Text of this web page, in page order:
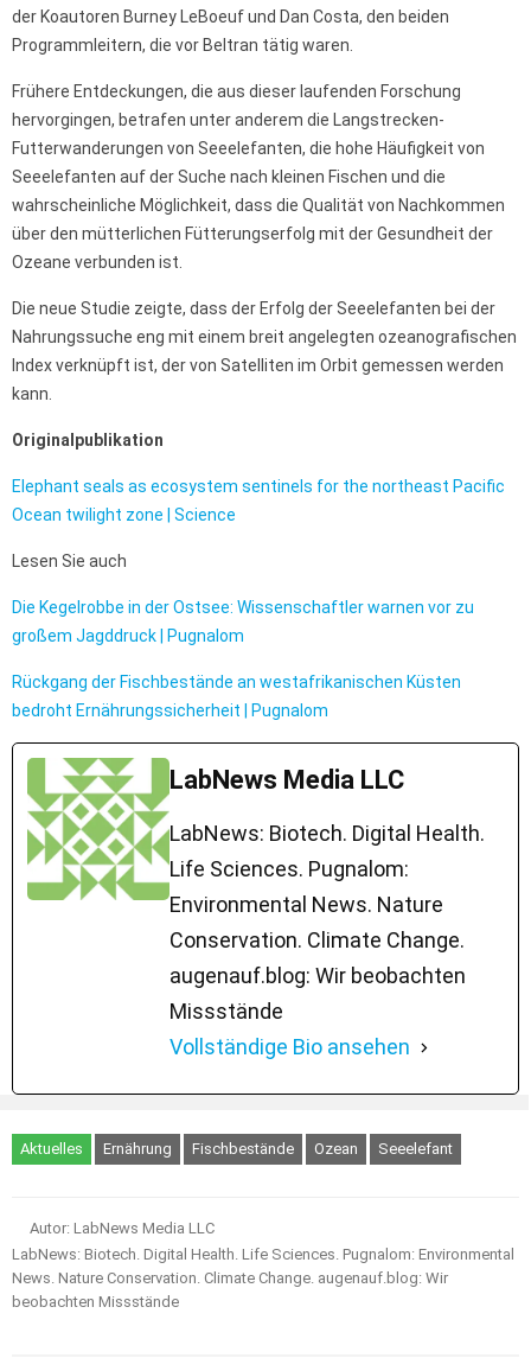
der Koautoren Burney LeBoeuf und Dan Costa, den beiden
Programmleitern, die vor Beltran tätig waren.
Frühere Entdeckungen, die aus dieser laufenden Forschung
hervorgingen, betrafen unter anderem die Langstrecken-
Futterwanderungen von Seeelefanten, die hohe Häufigkeit von
Seeelefanten auf der Suche nach kleinen Fischen und die
wahrscheinliche Möglichkeit, dass die Qualität von Nachkommen
über den mütterlichen Fütterungserfolg mit der Gesundheit der
Ozeane verbunden ist.
Die neue Studie zeigte, dass der Erfolg der Seeelefanten bei der
Nahrungssuche eng mit einem breit angelegten ozeanografischen
Index verknüpft ist, der von Satelliten im Orbit gemessen werden
kann.
Originalpublikation
Elephant seals as ecosystem sentinels for the northeast Pacific
Ocean twilight zone | Science
Lesen Sie auch
Die Kegelrobbe in der Ostsee: Wissenschaftler warnen vor zu
großem Jagddruck | Pugnalom
Rückgang der Fischbestände an westafrikanischen Küsten
bedroht Ernährungssicherheit | Pugnalom
LabNews Media LLC
LabNews: Biotech. Digital Health.
Life Sciences. Pugnalom:
Environmental News. Nature
Conservation. Climate Change.
augenauf.blog: Wir beobachten
Missstände
Vollständige Bio ansehen
Aktuelles Ernährung Fischbestände Ozean Seeelefant
Autor: LabNews Media LLC
LabNews: Biotech. Digital Health. Life Sciences. Pugnalom: Environmental
News. Nature Conservation. Climate Change. augenauf.blog: Wir
beobachten Missstände